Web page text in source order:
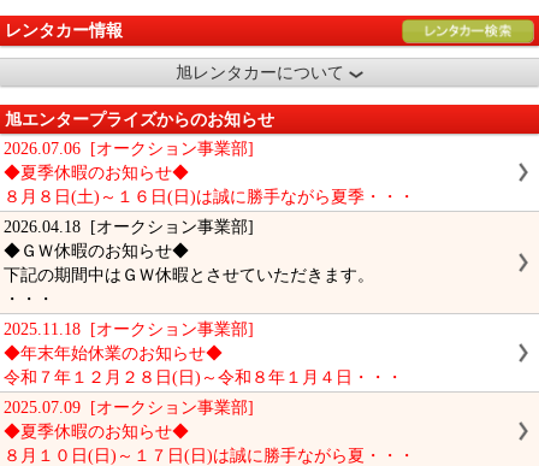
レンタカー情報
旭レンタカーについて
旭エンタープライズからのお知らせ
2026.07.06 [オークション事業部]
◆夏季休暇のお知らせ◆
８月８日(土)～１６日(日)は誠に勝手ながら夏季・・・
2026.04.18 [オークション事業部]
◆ＧＷ休暇のお知らせ◆
下記の期間中はＧＷ休暇とさせていただきます。
・・・
2025.11.18 [オークション事業部]
◆年末年始休業のお知らせ◆
令和７年１２月２８日(日)～令和８年１月４日・・・
2025.07.09 [オークション事業部]
◆夏季休暇のお知らせ◆
８月１０日(日)～１７日(日)は誠に勝手ながら夏・・・